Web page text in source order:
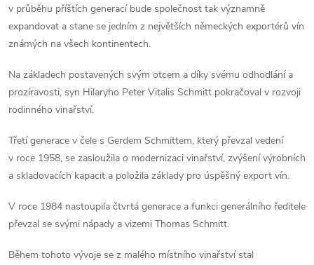
v průběhu příštích generací bude společnost tak významně
expandovat a stane se jedním z největších německých exportérů vín
známých na všech kontinentech.
Na základech postavených svým otcem a díky svému odhodlání a
prozíravosti, syn Hilaryho Peter Vitalis Schmitt pokračoval v rozvoji
rodinného vinařství.
Třetí generace v čele s Gerdem Schmittem, který převzal vedení
v roce 1958, se zasloužila o modernizaci vinařství, zvýšení výrobních
a skladovacích kapacit a položila základy pro úspěšný export vín.
V roce 1984 nastoupila čtvrtá generace a funkci generálního ředitele
převzal se svými nápady a vizemi Thomas Schmitt.
Během tohoto vývoje se z malého místního vinařství stal